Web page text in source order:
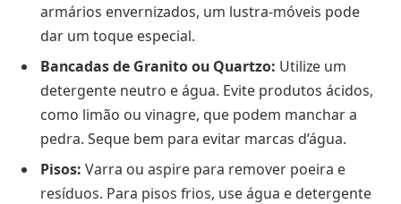
armários envernizados, um lustra-móveis pode
dar um toque especial.
Bancadas de Granito ou Quartzo: Utilize um
detergente neutro e água. Evite produtos ácidos,
como limão ou vinagre, que podem manchar a
pedra. Seque bem para evitar marcas d’água.
Pisos: Varra ou aspire para remover poeira e
resíduos. Para pisos frios, use água e detergente